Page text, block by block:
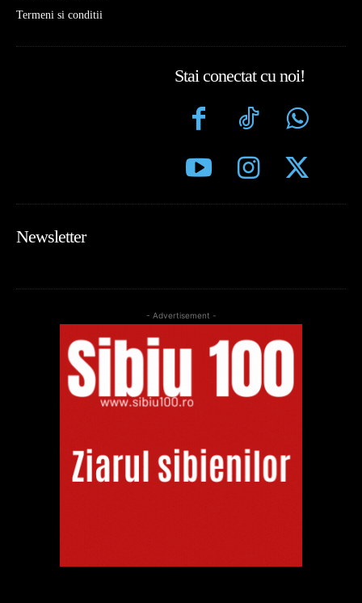
Termeni si conditii
Stai conectat cu noi!
Newsletter
- Advertisement -